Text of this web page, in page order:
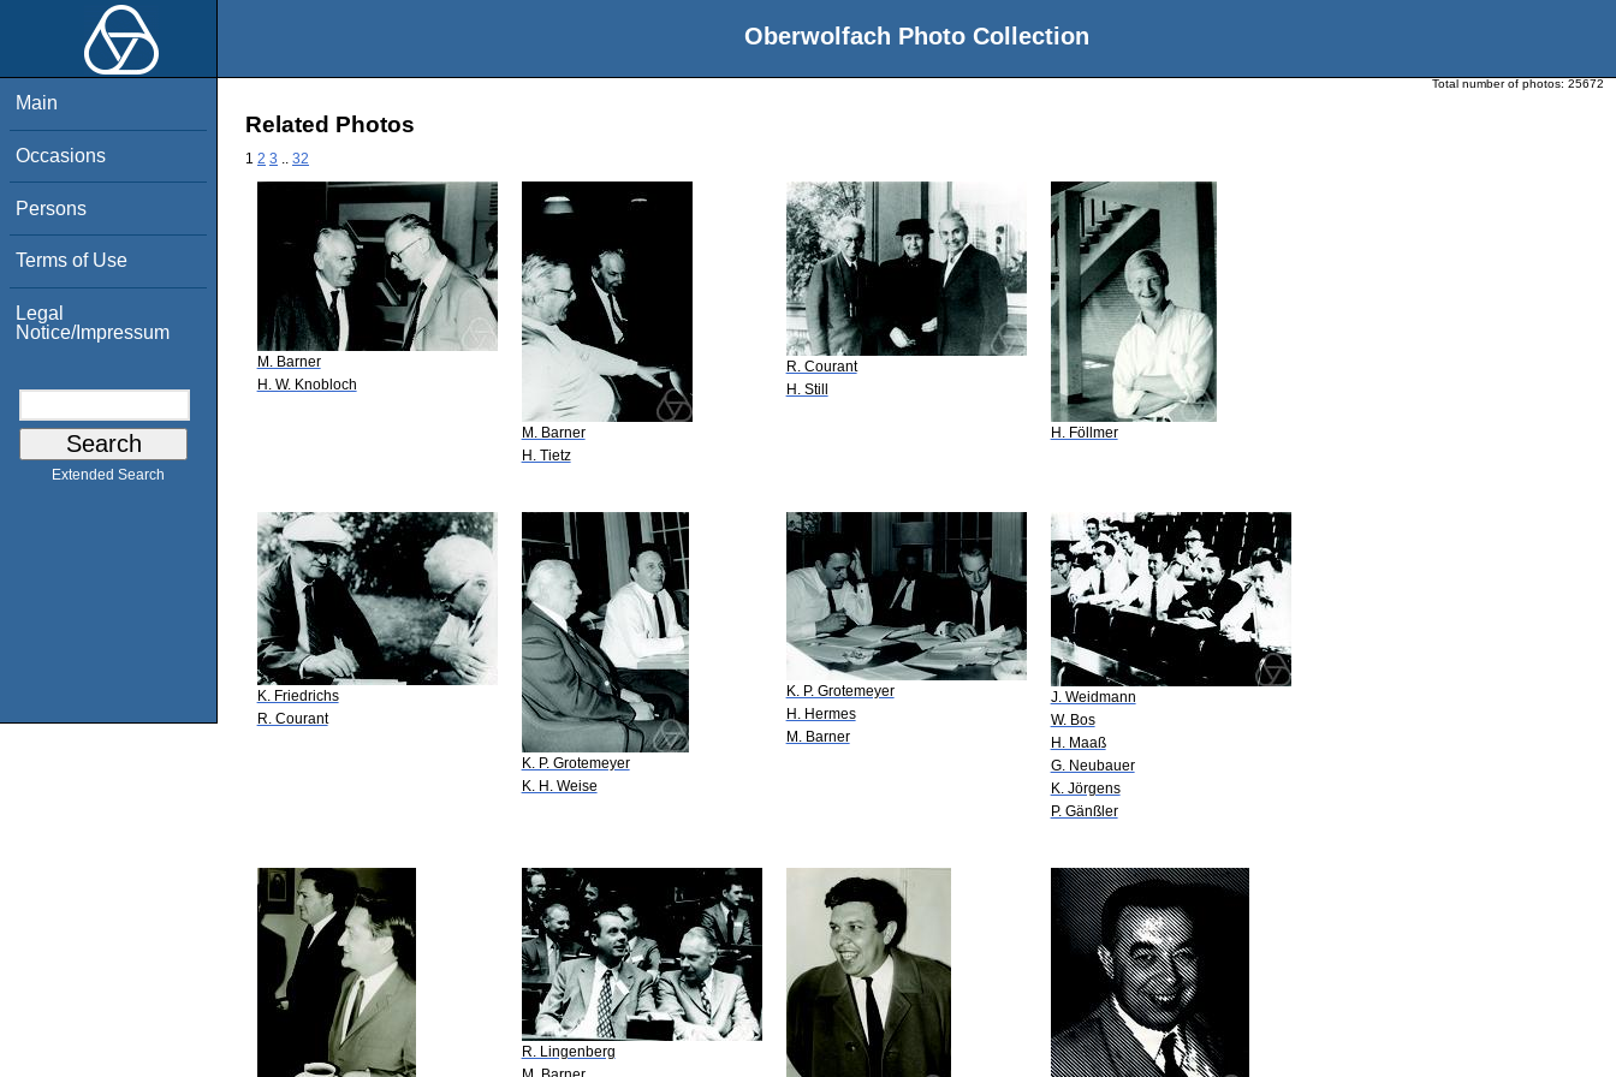
Oberwolfach Photo Collection
Main
Occasions
Persons
Terms of Use
Legal
Notice/Impressum
Extended Search
Total number of photos: 25672
Related Photos
1 2 3 32
M. Barner
H. W. Knobloch
M. Barner
H. Tietz
R. Courant
H. Still
H. Föllmer
K. Friedrichs
R. Courant
K. P. Grotemeyer
K. H. Weise
K. P. Grotemeyer
H. Hermes
M. Barner
J. Weidmann
W. Bos
H. Maaß
G. Neubauer
K. Jörgens
P. Gänßler
R. Lingenberg